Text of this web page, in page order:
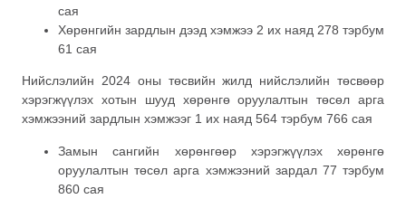
сая
Хөрөнгийн зардлын дээд хэмжээ 2 их наяд 278 тэрбум
61 сая
Нийслэлийн 2024 оны төсвийн жилд нийслэлийн төсвөөр
хэрэгжүүлэх хотын шууд хөрөнгө оруулалтын төсөл арга
хэмжээний зардлын хэмжээг 1 их наяд 564 тэрбум 766 сая
Замын сангийн хөрөнгөөр хэрэгжүүлэх хөрөнгө
оруулалтын төсөл арга хэмжээний зардал 77 тэрбум
860 сая